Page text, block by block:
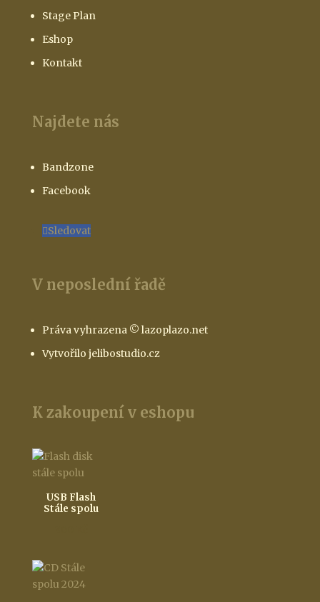
Stage Plan
Eshop
Kontakt
Najdete nás
Bandzone
Facebook
Sledovat
V neposlední řadě
Práva vyhrazena © lazoplazo.net
Vytvořilo jelibostudio.cz
K zakoupení v eshopu
USB Flash
Stále spolu